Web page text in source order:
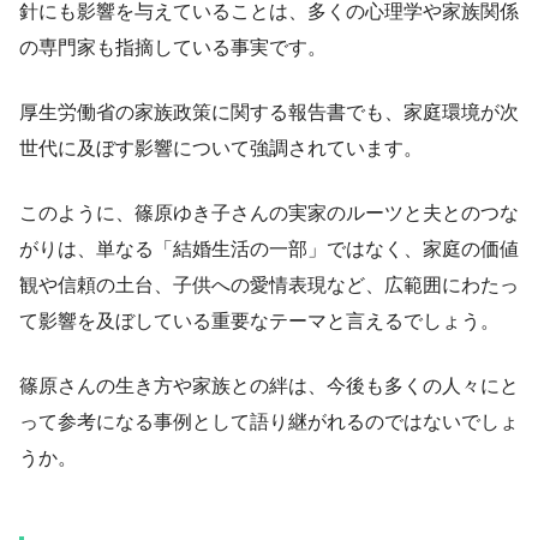
針にも影響を与えていることは、多くの心理学や家族関係
の専門家も指摘している事実です。
厚生労働省の家族政策に関する報告書でも、家庭環境が次
世代に及ぼす影響について強調されています。
このように、篠原ゆき子さんの実家のルーツと夫とのつな
がりは、単なる「結婚生活の一部」ではなく、家庭の価値
観や信頼の土台、子供への愛情表現など、広範囲にわたっ
て影響を及ぼしている重要なテーマと言えるでしょう。
篠原さんの生き方や家族との絆は、今後も多くの人々にと
って参考になる事例として語り継がれるのではないでしょ
うか。